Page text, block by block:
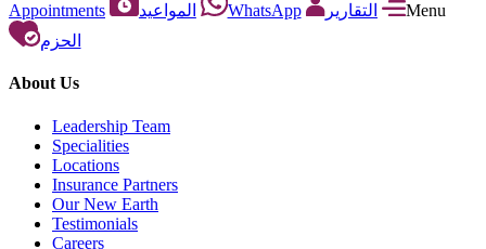
Appointments
المواعيد WhatsApp التقارير
Menu
الحزم
About Us
Leadership Team
Specialities
Locations
Insurance Partners
Our New Earth
Testimonials
Careers